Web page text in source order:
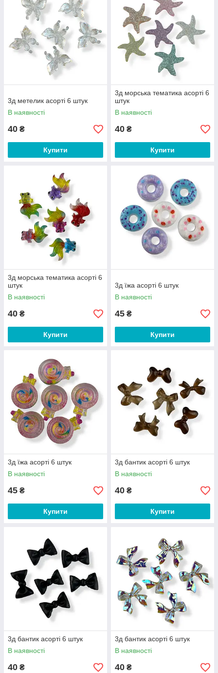
3д метелик асорті 6 штук
В наявності
40 ₴
Купити
3д морська тематика асорті 6
штук
В наявності
40 ₴
Купити
3д морська тематика асорті 6
штук
В наявності
40 ₴
Купити
3д їжа асорті 6 штук
В наявності
45 ₴
Купити
3д їжа асорті 6 штук
В наявності
45 ₴
Купити
3д бантик асорті 6 штук
В наявності
40 ₴
Купити
3д бантик асорті 6 штук
В наявності
40 ₴
3д бантик асорті 6 штук
В наявності
40 ₴